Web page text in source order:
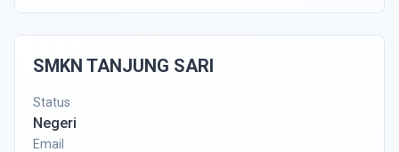
SMKN TANJUNG SARI
Status
Negeri
Email